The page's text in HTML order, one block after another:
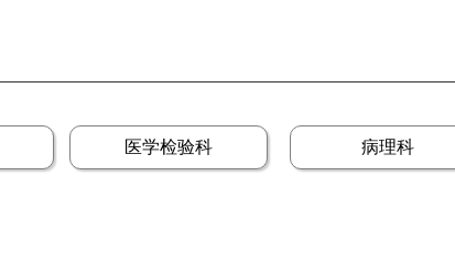
医学检验科 病理科